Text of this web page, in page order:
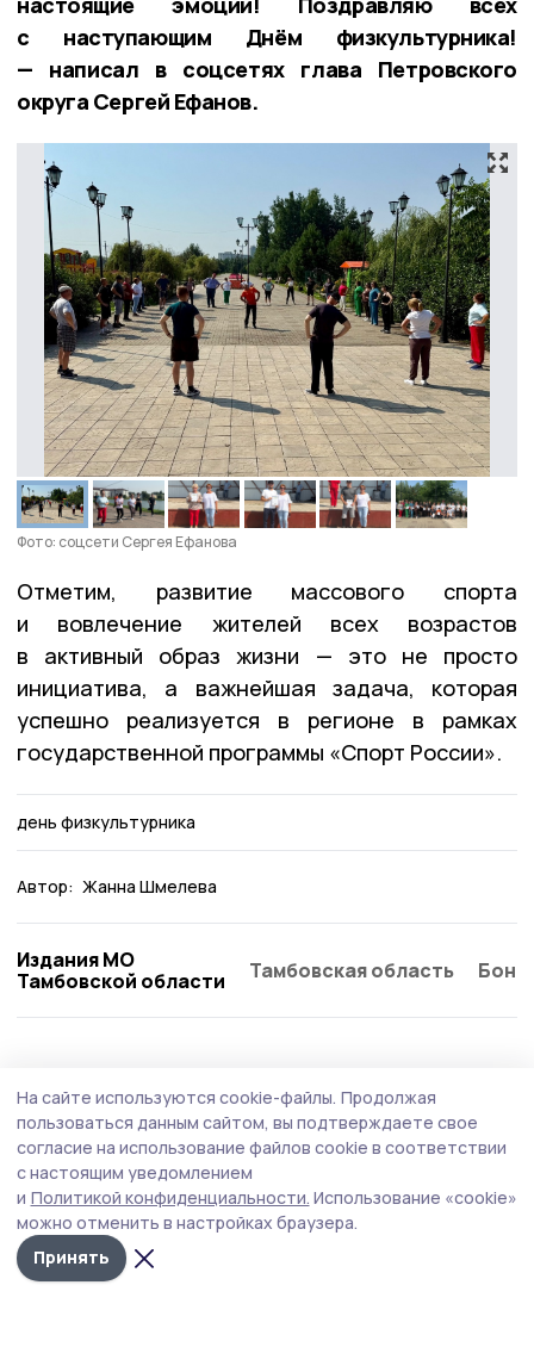
с наступающим Днём физкультурника!
— написал в соцсетях глава Петровского
округа Сергей Ефанов.
Фото: соцсети Сергея Ефанова
Отметим, развитие массового спорта
и вовлечение жителей всех возрастов
в активный образ жизни — это не просто
инициатива, а важнейшая задача, которая
успешно реализуется в регионе в рамках
государственной программы «Спорт России».
день физкультурника
Автор: Жанна Шмелева
Издания МО
Тамбовской области
Тамбовская область
Об аномальной жаре предупредили
петровцев
В Тамбовской области ожидается повышение
температуры воздуха до +35 градусов.
На сайте используются cookie-файлы. Продолжая
пользоваться данным сайтом, вы подтверждаете свое
согласие на использование файлов cookie в соответствии
с настоящим уведомлением
и Политикой конфиденциальности. Использование «cookie»
можно отменить в настройках браузера.
Принять